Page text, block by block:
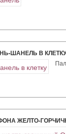
ШАНЕЛЬ В КЛЕТКУ
ЖЕЛТО-